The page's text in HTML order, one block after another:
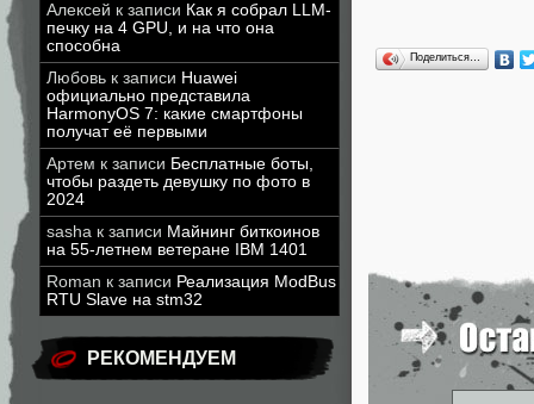
Алексей к записи Как я собрал LLM-
печку на 4 GPU, и на что она
способна
Любовь к записи Huawei
официально представила
HarmonyOS 7: какие смартфоны
получат её первыми
Артем к записи Бесплатные боты,
чтобы раздеть девушку по фото в
2024
sasha к записи Майнинг биткоинов
на 55-летнем ветеране IBM 1401
Roman к записи Реализация ModBus
RTU Slave на stm32
РЕКОМЕНДУЕМ
Поделиться…